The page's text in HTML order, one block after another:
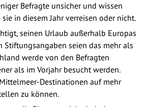
Befragte unsicher und wissen
in diesem Jahr verreisen oder nicht.
seinen Urlaub außerhalb Europas
Stiftungsangaben seien das mehr als
werde von den Befragten
als im Vorjahr besucht werden.
Destinationen auf mehr
zu können.